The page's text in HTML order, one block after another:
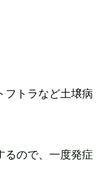
フトラなど土壌病
るので、一度発症